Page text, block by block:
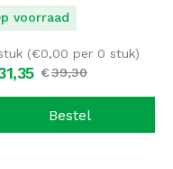
voorraad
€39,30
35
(€0,00 per 0 stuk)
Bestel